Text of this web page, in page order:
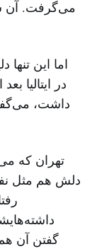
می‌گرفت. آن
اما این
در ایتالیا
داشت،
تهران که
دلش هم مثل
گفتن آن